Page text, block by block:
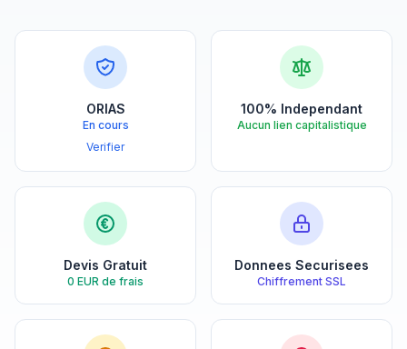
ORIAS
En cours
Verifier
100% Independant
Aucun lien capitalistique
Devis Gratuit
0 EUR de frais
Donnees Securisees
Chiffrement SSL